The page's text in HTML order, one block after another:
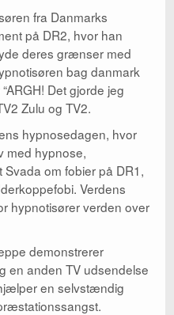
fra Danmarks
på DR2, hvor han
deres grænser med
bag danmark
Det gjorde jeg
Zulu og TV2.
hypnosedagen, hvor
med hypnose,
om fobier på DR1,
Verdens
hypnotisører verden over
demonstrerer
en anden TV udsendelse
en selvstændig